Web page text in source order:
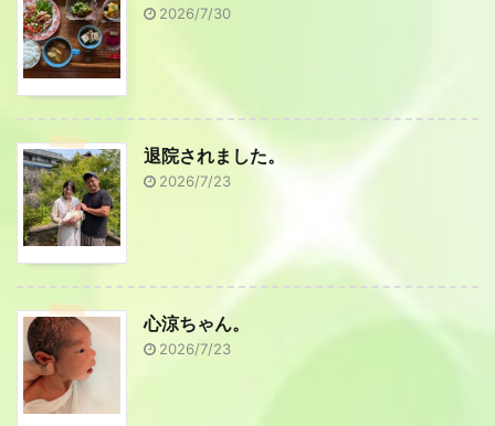
2026/7/30
退院されました。
2026/7/23
心涼ちゃん。
2026/7/23